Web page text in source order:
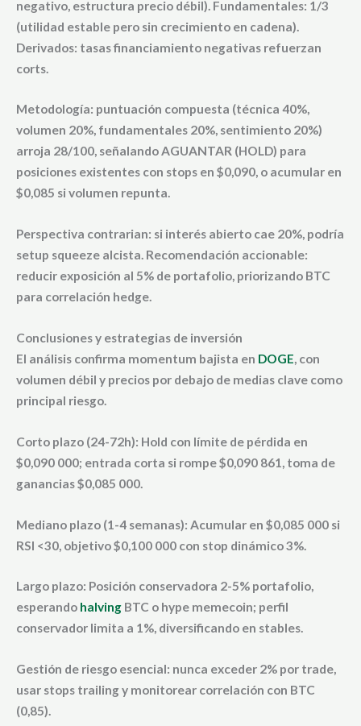
negativo, estructura precio débil). Fundamentales: 1/3
(utilidad estable pero sin crecimiento en cadena).
Derivados: tasas financiamiento negativas refuerzan
corts.
Metodología: puntuación compuesta (técnica 40%,
volumen 20%, fundamentales 20%, sentimiento 20%)
arroja 28/100, señalandoAGUANTAR (HOLD) para
posiciones existentes con stops en $0,090, o acumular en
$0,085 si volumen repunta.
Perspectiva contrarian: si interés abierto cae 20%, podría
setup squeeze alcista. Recomendación accionable:
reducir exposición al 5% de portafolio, priorizando BTC
para correlación hedge.
Conclusiones y estrategias de inversión
El análisis confirma momentum bajista en DOGE, con
volumen débil y precios por debajo de medias clave como
principal riesgo.
Corto plazo (24-72h): Hold con límite de pérdida en
$0,090 000; entrada corta si rompe $0,090 861, toma de
ganancias $0,085 000.
Mediano plazo (1-4 semanas): Acumular en $0,085 000 si
RSI <30, objetivo $0,100 000 con stop dinámico 3%.
Largo plazo: Posición conservadora 2-5% portafolio,
esperando halving BTC o hype memecoin; perfil
conservador limita a 1%, diversificando en stables.
Gestión de riesgo esencial: nunca exceder 2% por trade,
usar stops trailing y monitorear correlación con BTC
(0,85).